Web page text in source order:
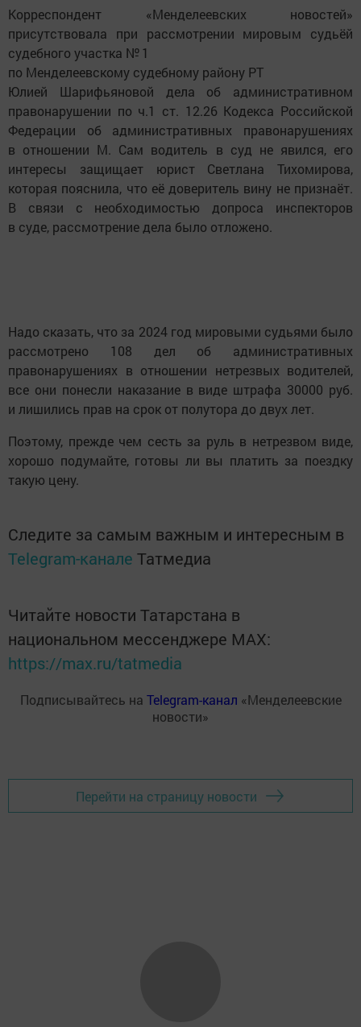
Корреспондент «Менделеевских новостей»
присутствовала при рассмотрении мировым судьёй
судебного участка № 1
по Менделеевскому судебному району РТ
Юлией Шарифьяновой дела об административном
правонарушении по ч.1 ст. 12.26 Кодекса Российской
Федерации об административных правонарушениях
в отношении М. Сам водитель в суд не явился, его
интересы защищает юрист Светлана Тихомирова,
которая пояснила, что её доверитель вину не признаёт.
В связи с необходимостью допроса инспекторов
в суде, рассмотрение дела было отложено.
Надо сказать, что за 2024 год мировыми судьями было
рассмотрено 108 дел об административных
правонарушениях в отношении нетрезвых водителей,
все они понесли наказание в виде штрафа 30000 руб.
и лишились прав на срок от полутора до двух лет.
Поэтому, прежде чем сесть за руль в нетрезвом виде,
хорошо подумайте, готовы ли вы платить за поездку
такую цену.
Следите за самым важным и интересным в
Telegram-канале Татмедиа
Читайте новости Татарстана в
национальном мессенджере MАХ:
https://max.ru/tatmedia
Подписывайтесь на Telegram-канал «Менделеевские
новости»
Перейти на страницу новости